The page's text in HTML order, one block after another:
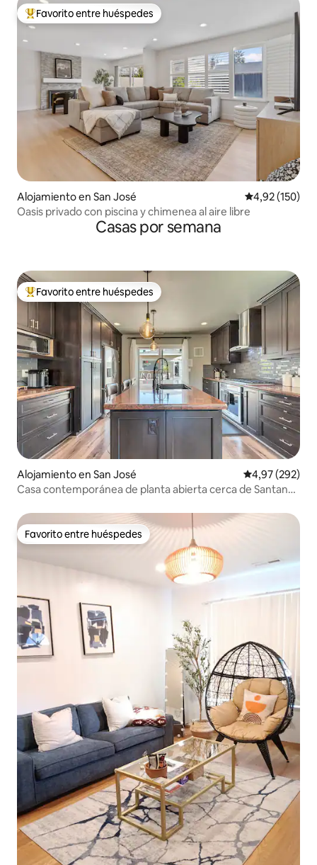
Favorito entre los huéspedes más destacados
Favorito entre huéspedes
Alojamiento en San José Calificación
4,92 (150)
Oasis privado con piscina y chimenea al aire libre
Casas por semana
Favorito entre los huéspedes más destacados
Favorito entre huéspedes
Alojamiento en San José Calificación
4,97 (292)
Casa contemporánea de planta abierta cerca de Santana
Favorito entre huéspedes
Favorito entre huéspedes